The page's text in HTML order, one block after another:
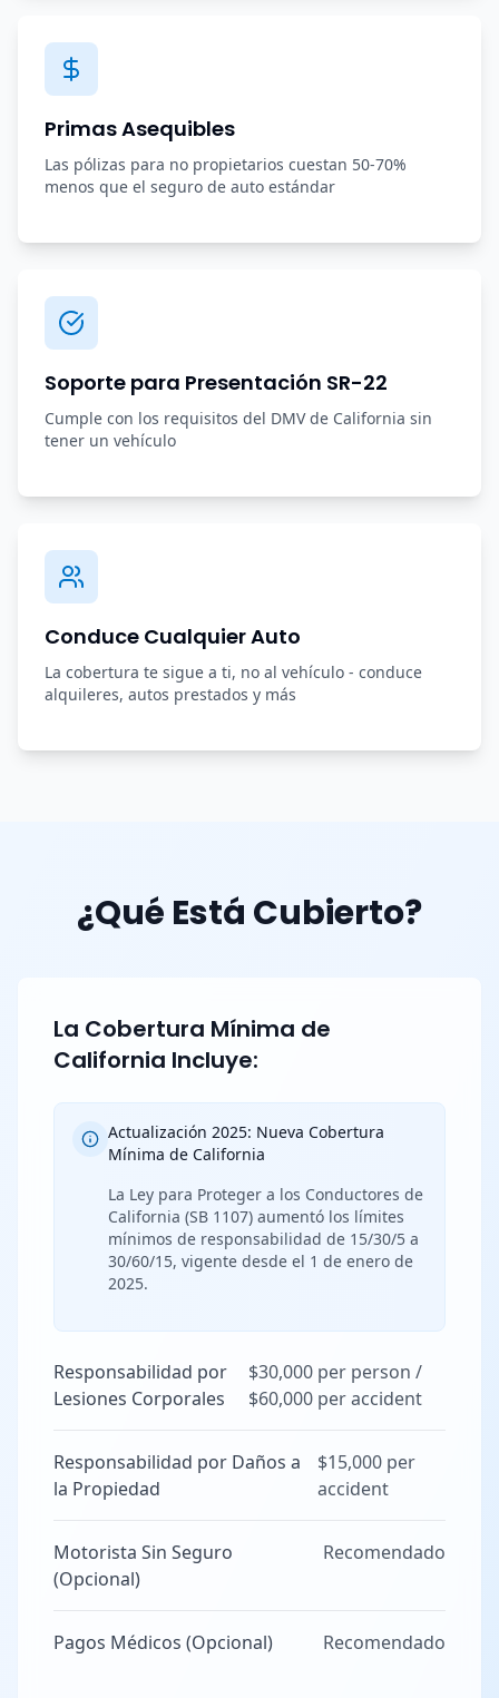
Primas Asequibles
Las pólizas para no propietarios cuestan 50-70%
menos que el seguro de auto estándar
Soporte para Presentación SR-22
Cumple con los requisitos del DMV de California sin
tener un vehículo
Conduce Cualquier Auto
La cobertura te sigue a ti, no al vehículo - conduce
alquileres, autos prestados y más
¿Qué Está Cubierto?
La Cobertura Mínima de
California Incluye:
Actualización 2025: Nueva Cobertura
Mínima de California
La Ley para Proteger a los Conductores de
California (SB 1107) aumentó los límites
mínimos de responsabilidad de 15/30/5 a
30/60/15, vigente desde el 1 de enero de
2025.
Responsabilidad por
Lesiones Corporales
$30,000 per person /
$60,000 per accident
Responsabilidad por Daños a
la Propiedad
$15,000 per
accident
Motorista Sin Seguro
(Opcional)
Recomendado
Pagos Médicos (Opcional) Recomendado